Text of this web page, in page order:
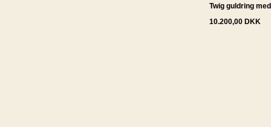
Twig guldring
10.200,00 DKK